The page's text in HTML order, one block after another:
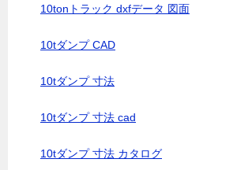
10tonトラック dxfデータ 図面
10tダンプ CAD
10tダンプ 寸法
10tダンプ 寸法 cad
10tダンプ 寸法 カタログ